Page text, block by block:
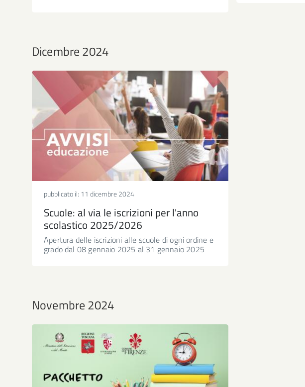
Dicembre 2024
pubblicato il: 11 dicembre 2024
Scuole: al via le iscrizioni per l'anno
scolastico 2025/2026
Apertura delle iscrizioni alle scuole di ogni ordine e
grado dal 08 gennaio 2025 al 31 gennaio 2025
Novembre 2024